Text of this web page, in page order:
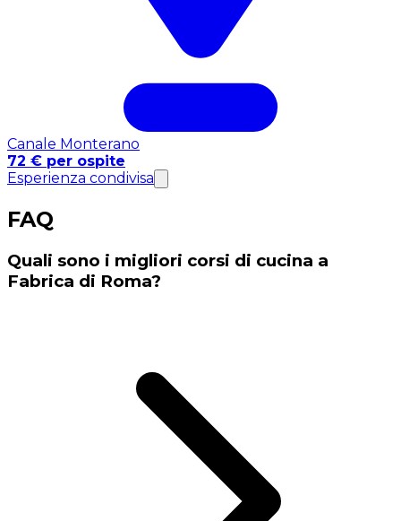
Canale Monterano
72 € per ospite
Esperienza condivisa
FAQ
Quali sono i migliori corsi di cucina a
Fabrica di Roma?